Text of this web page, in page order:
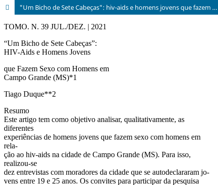
"Um Bicho de Sete Cabeças": hiv-aids e homens jovens que fazem sexo com homens em Campo Grande (MS)